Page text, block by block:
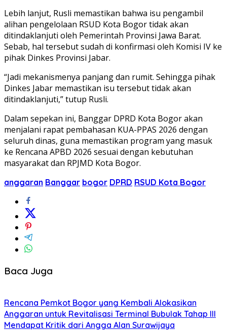
Lebih lanjut, Rusli memastikan bahwa isu pengambil
alihan pengelolaan RSUD Kota Bogor tidak akan
ditindaklanjuti oleh Pemerintah Provinsi Jawa Barat.
Sebab, hal tersebut sudah di konfirmasi oleh Komisi IV ke
pihak Dinkes Provinsi Jabar.
“Jadi mekanismenya panjang dan rumit. Sehingga pihak
Dinkes Jabar memastikan isu tersebut tidak akan
ditindaklanjuti,” tutup Rusli.
Dalam sepekan ini, Banggar DPRD Kota Bogor akan
menjalani rapat pembahasan KUA-PPAS 2026 dengan
seluruh dinas, guna memastikan program yang masuk
ke Rencana APBD 2026 sesuai dengan kebutuhan
masyarakat dan RPJMD Kota Bogor.
anggaran Banggar bogor DPRD RSUD Kota Bogor
Baca Juga
Rencana Pemkot Bogor yang Kembali Alokasikan
Anggaran untuk Revitalisasi Terminal Bubulak Tahap III
Mendapat Kritik dari Angga Alan Surawijaya